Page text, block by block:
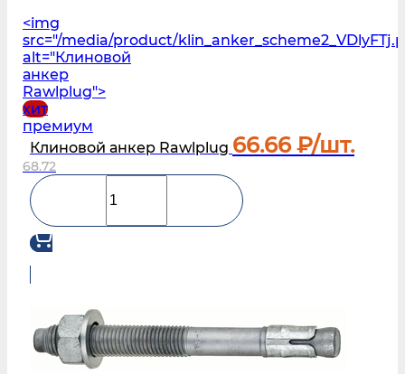
<img
src="/media/product/
alt="Клиновой
анкер
Rawlplug">
хит
премиум
Клиновой анкер Rawlplug 66.66₽/шт.
68.72